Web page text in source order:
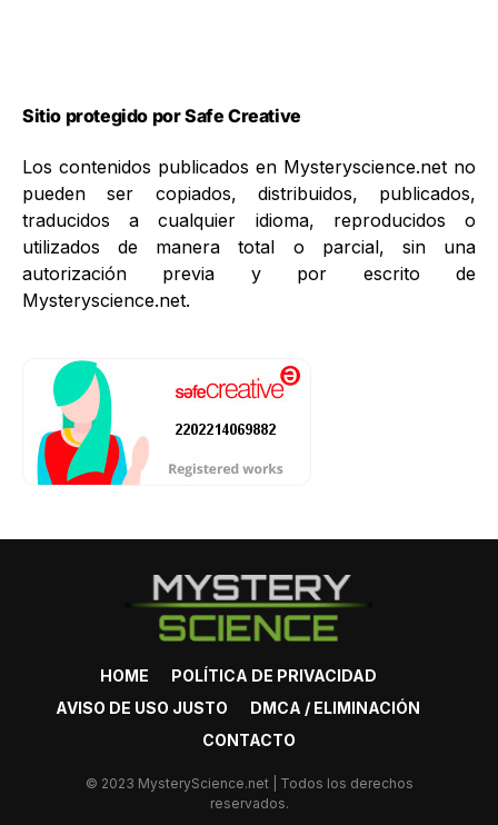
Sitio protegido por Safe Creative
Los contenidos publicados en Mysteryscience.net no
pueden ser copiados, distribuidos, publicados,
traducidos a cualquier idioma, reproducidos o
utilizados de manera total o parcial, sin una
autorización previa y por escrito de
Mysteryscience.net.
HOME
POLÍTICA DE PRIVACIDAD
AVISO DE USO JUSTO
DMCA / ELIMINACIÓN
CONTACTO
© 2023 MysteryScience.net | Todos los derechos
reservados.